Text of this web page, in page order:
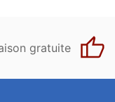
gratuite